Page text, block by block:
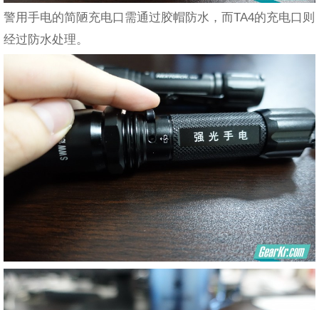
警用手电的简陋充电口需通过胶帽防水，而TA4的充电口则
经过防水处理。